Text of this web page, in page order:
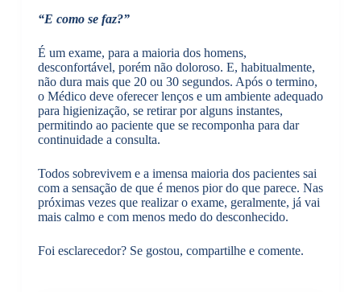
“E como se faz?”
É um exame, para a maioria dos homens,
desconfortável, porém não doloroso. E, habitualmente,
não dura mais que 20 ou 30 segundos. Após o termino,
o Médico deve oferecer lenços e um ambiente adequado
para higienização, se retirar por alguns instantes,
permitindo ao paciente que se recomponha para dar
continuidade a consulta.
Todos sobrevivem e a imensa maioria dos pacientes sai
com a sensação de que é menos pior do que parece. Nas
próximas vezes que realizar o exame, geralmente, já vai
mais calmo e com menos medo do desconhecido.
Foi esclarecedor? Se gostou, compartilhe e comente.